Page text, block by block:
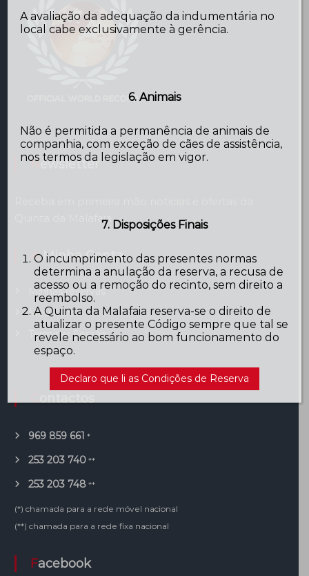
Newsletter
Quinta da Malafaia
A Minha Conta
Minhas reservas
Meu Perfil
Terminar Sessão
Contactos
969 859 661 *
253 203 740 **
253 203 748 **
(*) chamada para a rede móvel nacional
(**) chamada para a rede fixa nacional
Facebook
A avaliação da adequação da indumentária no
local cabe exclusivamente à gerência.
6. Animais
Não é permitida a permanência de animais de
companhia, com exceção de cães de assistência,
nos termos da legislação em vigor.
7. Disposições Finais
O incumprimento das presentes normas
determina a anulação da reserva, a recusa de
acesso ou a remoção do recinto, sem direito a
reembolso.
A Quinta da Malafaia reserva-se o direito de
atualizar o presente Código sempre que tal se
revele necessário ao bom funcionamento do
espaço.
Declaro que li as Condições de Reserva